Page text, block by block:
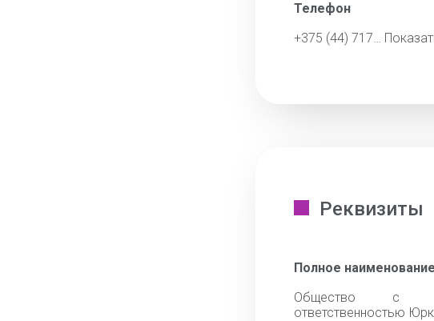
Телефон
+375 (44) 717…
Реквизиты
Полное наименование
Общество с
ответственностью